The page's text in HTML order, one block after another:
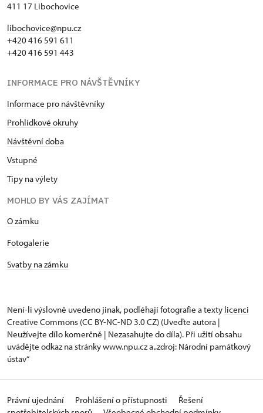
411 17 Libochovice
libochovice@npu.cz
+420 416 591 611
+420 416 591 443
INFORMACE PRO NÁVŠTĚVNÍKY
Informace pro návštěvníky
Prohlídkové okruhy
Návštěvní doba
Vstupné
Tipy na výlety
MOHLO BY VÁS ZAJÍMAT
O zámku
Fotogalerie
Svatby na zámku
Není-li výslovně uvedeno jinak, podléhají fotografie a texty licenci
Creative Commons (CC BY-NC-ND 3.0 CZ) (Uveďte autora |
Neužívejte dílo komerčně | Nezasahujte do díla). Při užití obsahu
uvádějte odkaz na stránky www.npu.cz a „zdroj: Národní památkový
ústav“
Právní ujednání Prohlášení o přístupnosti
Řešení